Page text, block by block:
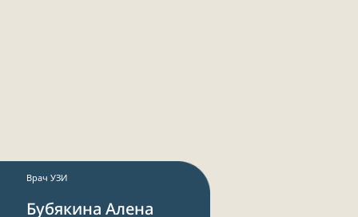
Врач УЗИ
Бубякина Алена